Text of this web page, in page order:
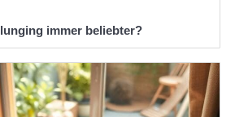
immer beliebter?